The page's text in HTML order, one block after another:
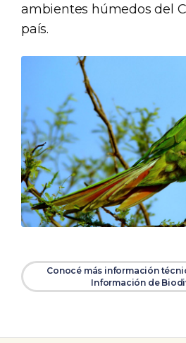
ambientes húmedos del
país.
Conocé más información
Información de